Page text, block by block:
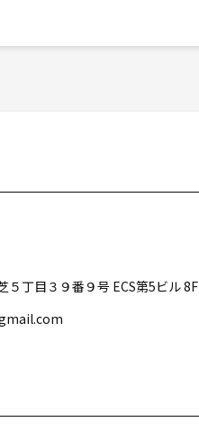
丁目３９番９号 ECS第5ビル 8F